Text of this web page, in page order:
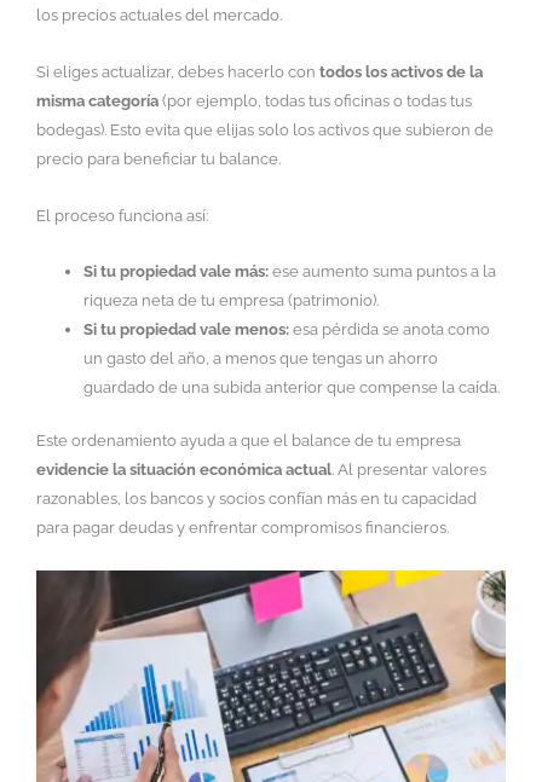
los precios actuales del mercado.
Si eliges actualizar, debes hacerlo con todos los activos de la
misma categoría (por ejemplo, todas tus oficinas o todas tus
bodegas). Esto evita que elijas solo los activos que subieron de
precio para beneficiar tu balance.
El proceso funciona así:
Si tu propiedad vale más: ese aumento suma puntos a la
riqueza neta de tu empresa (patrimonio).
Si tu propiedad vale menos: esa pérdida se anota como
un gasto del año, a menos que tengas un ahorro
guardado de una subida anterior que compense la caída.
Este ordenamiento ayuda a que el balance de tu empresa
evidencie la situación económica actual . Al presentar valores
razonables, los bancos y socios confían más en tu capacidad
para pagar deudas y enfrentar compromisos financieros.